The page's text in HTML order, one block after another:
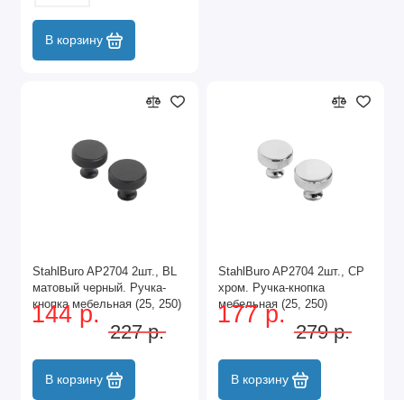
В корзину
StahlBuro AP2704 2шт., BL
матовый черный. Ручка-
кнопка мебельная (25, 250)
144 р.
227 р.
В корзину
StahlBuro AP2704 2шт., CP
хром. Ручка-кнопка
мебельная (25, 250)
177 р.
279 р.
В корзину